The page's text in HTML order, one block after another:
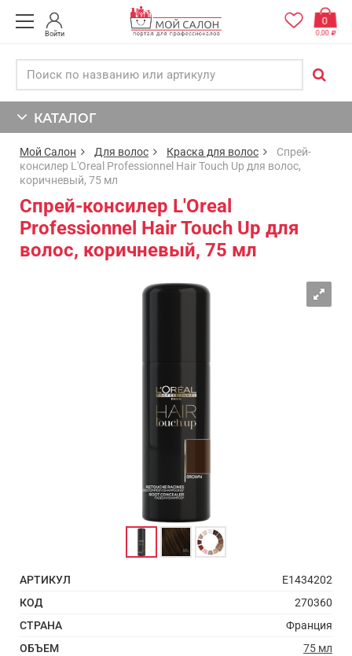
Войти
0
0,00
КАТАЛОГ
Мой Салон Для волос Краска для волос
Спрей-
консилер L'Oreal Professionnel Hair Touch Up для волос,
коричневый, 75 мл
Спрей-консилер L'Oreal
Professionnel Hair Touch Up для
волос, коричневый, 75 мл
АРТИКУЛ
E1434202
КОД
270360
СТРАНА
Франция
ОБЪЕМ
75 мл